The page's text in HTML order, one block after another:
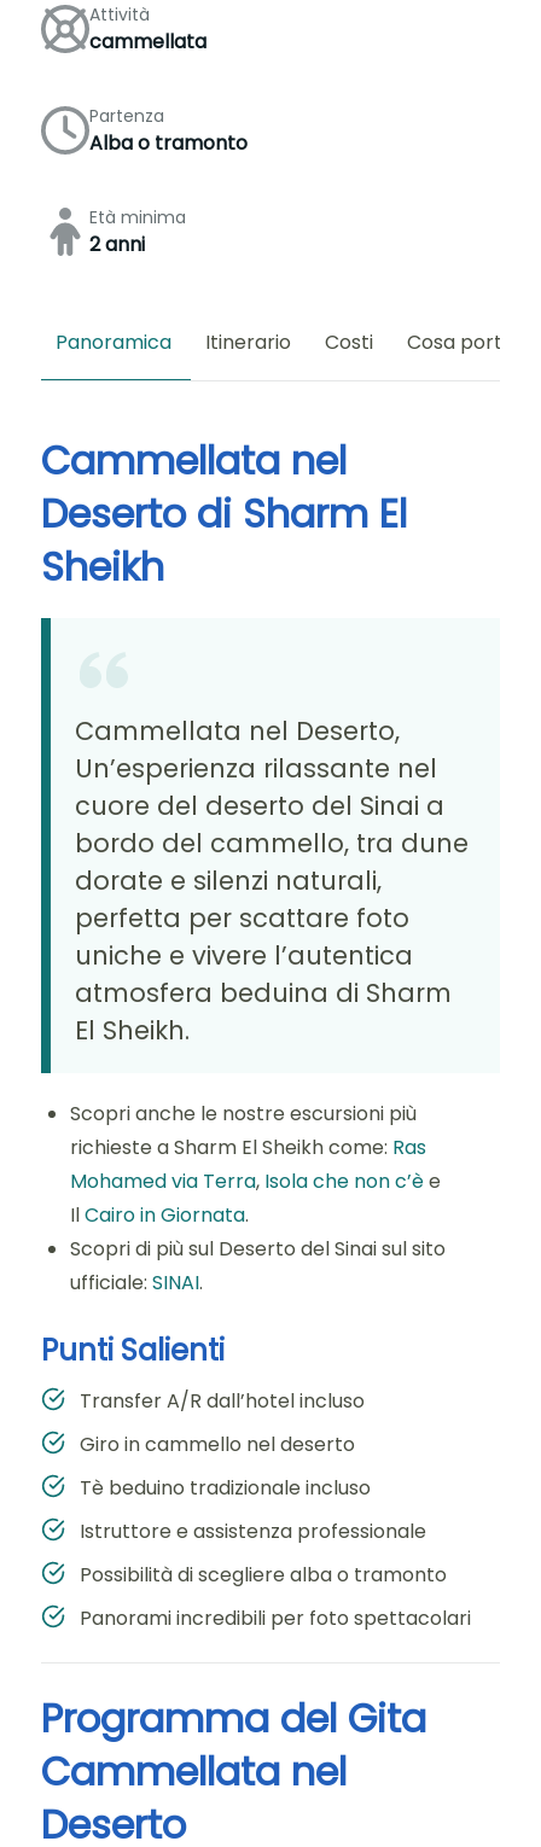
Attività
cammellata
Partenza
Alba o tramonto
Età minima
2 anni
Panoramica Itinerario Costi Cosa portare
Cammellata nel
Deserto di Sharm El
Sheikh
Cammellata nel Deserto,
Un’esperienza rilassante nel
cuore del deserto del Sinai a
bordo del cammello, tra dune
dorate e silenzi naturali,
perfetta per scattare foto
uniche e vivere l’autentica
atmosfera beduina di Sharm
El Sheikh.
Scopri anche le nostre escursioni più
richieste a Sharm El Sheikh come: Ras
Mohamed via Terra, Isola che non c’èe
IlCairo in Giornata.
Scopri di più sul Deserto del Sinai sul sito
ufficiale: SINAI.
Punti Salienti
Transfer A/R dall’hotel incluso
Giro in cammello nel deserto
Tè beduino tradizionale incluso
Istruttore e assistenza professionale
Possibilità di scegliere alba o tramonto
Panorami incredibili per foto spettacolari
Programma del Gita
Cammellata nel
Deserto